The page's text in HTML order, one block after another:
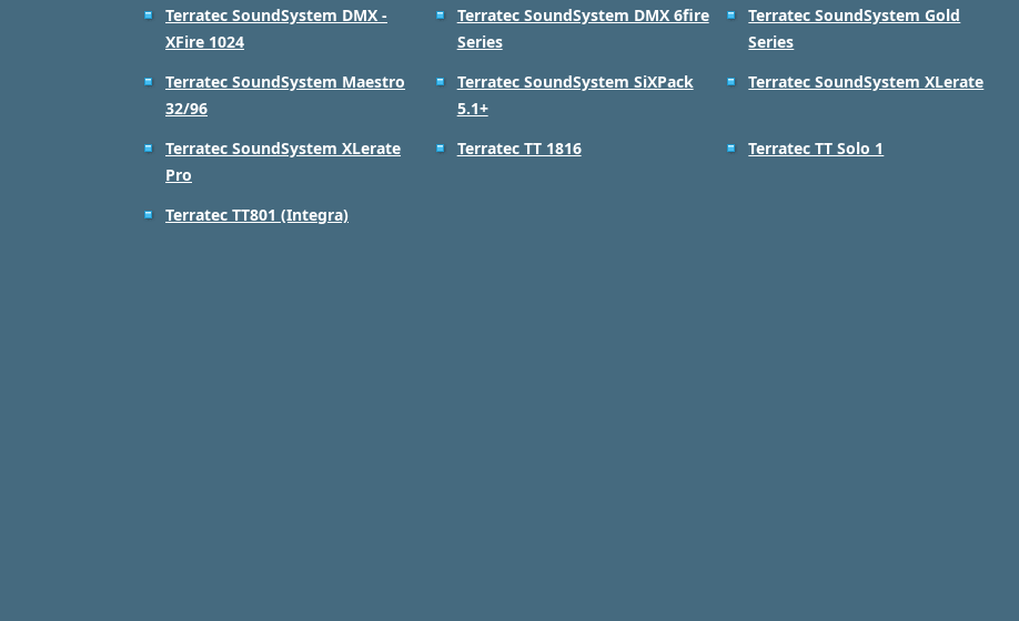
Terratec SoundSystem DMX -
XFire 1024
Terratec SoundSystem DMX 6fire
Series
Terratec SoundSystem Gold
Series
Terratec SoundSystem Maestro
32/96
Terratec SoundSystem SiXPack
5.1+
Terratec SoundSystem XLerate
Terratec SoundSystem XLerate
Pro
Terratec TT 1816 Terratec TT Solo 1
Terratec TT801 (Integra)